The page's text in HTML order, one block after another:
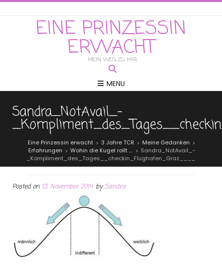
EINE PRINZESSIN
ERWACHT
MEIN WEG ZU MIR
MENU
Sandra_NotAvail_-
Eine Prinzessin erwacht > 3 Jahre TCR > Meine Gedanken >
Erfahrungen > Wohin die Kugel rollt …. > Sandra_NotAvail_-
_Kompliment_des_Tages__checkin_Flughafen_Graz____
Posted on 13. November 2014 bySandra